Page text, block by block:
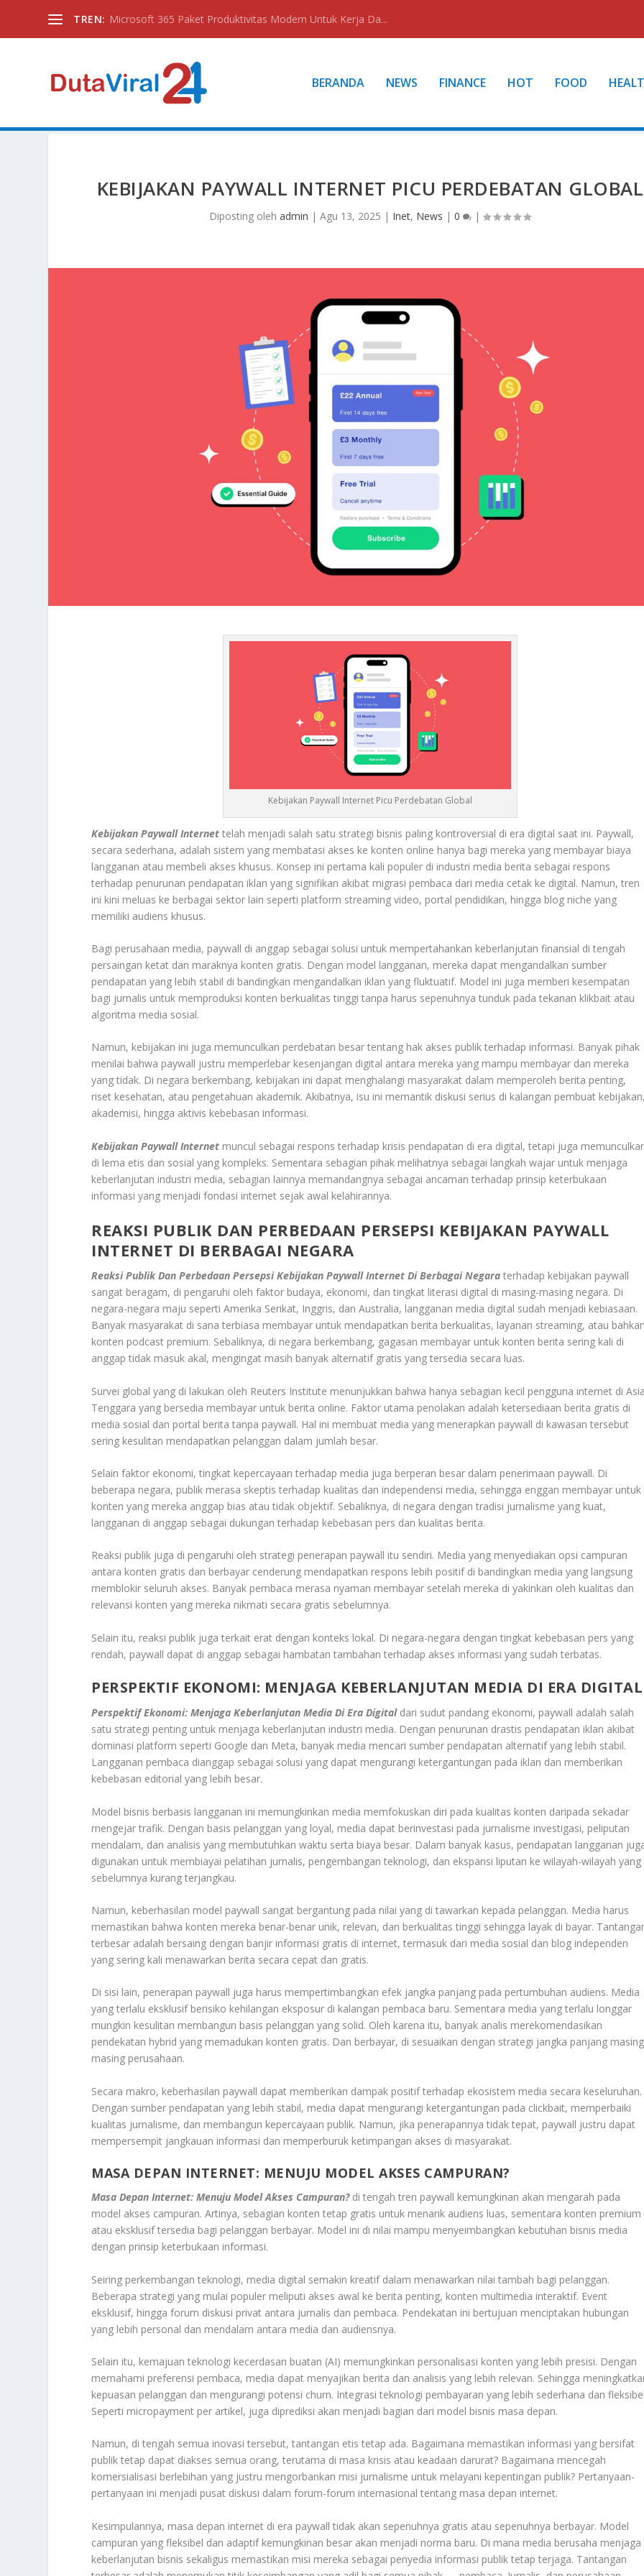
TREN: Microsoft 365 Paket Produktivitas Modern Untuk Kerja Da...
BERANDA NEWS FINANCE HOT FOOD
KEBIJAKAN PAYWALL INTERNET PICU PERDEBATAN GLOBAL
Diposting olehadmin |Agu 13, 2025 | Inet, News |0 |
Kebijakan Paywall Internet Picu Perdebatan Global
Kebijakan Paywall Internet telah menjadi salah satu strategi bisnis paling kontroversial di era digital saat ini. Paywall,
secara sederhana, adalah sistem yang membatasi akses ke konten online hanya bagi mereka yang membayar biaya
langganan atau membeli akses khusus. Konsep ini pertama kali populer di industri media berita sebagai respons
terhadap penurunan pendapatan iklan yang signifikan akibat migrasi pembaca dari media cetak ke digital. Namun, tren
ini kini meluas ke berbagai sektor lain seperti platform streaming video, portal pendidikan, hingga blog niche yang
memiliki audiens khusus.
Bagi perusahaan media, paywall di anggap sebagai solusi untuk mempertahankan keberlanjutan finansial di tengah
persaingan ketat dan maraknya konten gratis. Dengan model langganan, mereka dapat mengandalkan sumber
pendapatan yang lebih stabil di bandingkan mengandalkan iklan yang fluktuatif. Model ini juga memberi kesempatan
bagi jurnalis untuk memproduksi konten berkualitas tinggi tanpa harus sepenuhnya tunduk pada tekanan klikbait atau
algoritma media sosial.
Namun, kebijakan ini juga memunculkan perdebatan besar tentang hak akses publik terhadap informasi. Banyak pihak
menilai bahwa paywall justru memperlebar kesenjangan digital antara mereka yang mampu membayar dan mereka
yang tidak. Di negara berkembang, kebijakan ini dapat menghalangi masyarakat dalam memperoleh berita penting,
riset kesehatan, atau pengetahuan akademik. Akibatnya, isu ini memantik diskusi serius di kalangan pembuat
akademisi, hingga aktivis kebebasan informasi.
Kebijakan Paywall Internet muncul sebagai respons terhadap krisis pendapatan di era digital, tetapi juga
di lema etis dan sosial yang kompleks. Sementara sebagian pihak melihatnya sebagai langkah wajar untuk menjaga
keberlanjutan industri media, sebagian lainnya memandangnya sebagai ancaman terhadap prinsip keterbukaan
informasi yang menjadi fondasi internet sejak awal kelahirannya.
REAKSI PUBLIK DAN PERBEDAAN PERSEPSI KEBIJAKAN PAYWALL
INTERNET DI BERBAGAI NEGARA
Reaksi Publik Dan Perbedaan Persepsi Kebijakan Paywall Internet Di Berbagai Negara terhadap kebijakan paywall
sangat beragam, di pengaruhi oleh faktor budaya, ekonomi, dan tingkat literasi digital di masing-masing negara. Di
negara-negara maju seperti Amerika Serikat, Inggris, dan Australia, langganan media digital sudah menjadi kebiasaan.
Banyak masyarakat di sana terbiasa membayar untuk mendapatkan berita berkualitas, layanan streaming, atau
konten podcast premium. Sebaliknya, di negara berkembang, gagasan membayar untuk konten berita sering kali di
anggap tidak masuk akal, mengingat masih banyak alternatif gratis yang tersedia secara luas.
Survei global yang di lakukan oleh Reuters Institute menunjukkan bahwa hanya sebagian kecil pengguna internet di
Tenggara yang bersedia membayar untuk berita online. Faktor utama penolakan adalah ketersediaan berita gratis di
media sosial dan portal berita tanpa paywall. Hal ini membuat media yang menerapkan paywall di kawasan tersebut
sering kesulitan mendapatkan pelanggan dalam jumlah besar.
Selain faktor ekonomi, tingkat kepercayaan terhadap media juga berperan besar dalam penerimaan paywall. Di
beberapa negara, publik merasa skeptis terhadap kualitas dan independensi media, sehingga enggan membayar untuk
konten yang mereka anggap bias atau tidak objektif. Sebaliknya, di negara dengan tradisi jurnalisme yang kuat,
langganan di anggap sebagai dukungan terhadap kebebasan pers dan kualitas berita.
Reaksi publik juga di pengaruhi oleh strategi penerapan paywall itu sendiri. Media yang menyediakan opsi campuran
antara konten gratis dan berbayar cenderung mendapatkan respons lebih positif di bandingkan media yang langsung
memblokir seluruh akses. Banyak pembaca merasa nyaman membayar setelah mereka di yakinkan oleh kualitas dan
relevansi konten yang mereka nikmati secara gratis sebelumnya.
Selain itu, reaksi publik juga terkait erat dengan konteks lokal. Di negara-negara dengan tingkat kebebasan pers yang
rendah, paywall dapat di anggap sebagai hambatan tambahan terhadap akses informasi yang sudah terbatas.
PERSPEKTIF EKONOMI: MENJAGA KEBERLANJUTAN MEDIA DI ERA DIGITAL
Perspektif Ekonomi: Menjaga Keberlanjutan Media Di Era Digital dari sudut pandang ekonomi, paywall adalah salah
satu strategi penting untuk menjaga keberlanjutan industri media. Dengan penurunan drastis pendapatan iklan akibat
dominasi platform seperti Google dan Meta, banyak media mencari sumber pendapatan alternatif yang lebih stabil.
Langganan pembaca dianggap sebagai solusi yang dapat mengurangi ketergantungan pada iklan dan memberikan
kebebasan editorial yang lebih besar.
Model bisnis berbasis langganan ini memungkinkan media memfokuskan diri pada kualitas konten daripada sekadar
mengejar trafik. Dengan basis pelanggan yang loyal, media dapat berinvestasi pada jurnalisme investigasi, peliputan
mendalam, dan analisis yang membutuhkan waktu serta biaya besar. Dalam banyak kasus, pendapatan langganan
digunakan untuk membiayai pelatihan jurnalis, pengembangan teknologi, dan ekspansi liputan ke wilayah-wilayah yang
sebelumnya kurang terjangkau.
Namun, keberhasilan model paywall sangat bergantung pada nilai yang di tawarkan kepada pelanggan. Media harus
memastikan bahwa konten mereka benar-benar unik, relevan, dan berkualitas tinggi sehingga layak di bayar.
terbesar adalah bersaing dengan banjir informasi gratis di internet, termasuk dari media sosial dan blog independen
yang sering kali menawarkan berita secara cepat dan gratis.
Di sisi lain, penerapan paywall juga harus mempertimbangkan efek jangka panjang pada pertumbuhan audiens. Media
yang terlalu eksklusif berisiko kehilangan eksposur di kalangan pembaca baru. Sementara media yang terlalu longgar
mungkin kesulitan membangun basis pelanggan yang solid. Oleh karena itu, banyak analis merekomendasikan
pendekatan hybrid yang memadukan konten gratis. Dan berbayar, di sesuaikan dengan strategi jangka panjang
masing perusahaan.
Secara makro, keberhasilan paywall dapat memberikan dampak positif terhadap ekosistem media secara keseluruhan.
Dengan sumber pendapatan yang lebih stabil, media dapat mengurangi ketergantungan pada clickbait, memperbaiki
kualitas jurnalisme, dan membangun kepercayaan publik. Namun, jika penerapannya tidak tepat, paywall justru dapat
mempersempit jangkauan informasi dan memperburuk ketimpangan akses di masyarakat.
MASA DEPAN INTERNET: MENUJU MODEL AKSES CAMPURAN?
Masa Depan Internet: Menuju Model Akses Campuran? di tengah tren paywall kemungkinan akan mengarah pada
model akses campuran. Artinya, sebagian konten tetap gratis untuk menarik audiens luas, sementara konten premium
atau eksklusif tersedia bagi pelanggan berbayar. Model ini di nilai mampu menyeimbangkan kebutuhan bisnis media
dengan prinsip keterbukaan informasi.
Seiring perkembangan teknologi, media digital semakin kreatif dalam menawarkan nilai tambah bagi pelanggan.
Beberapa strategi yang mulai populer meliputi akses awal ke berita penting, konten multimedia interaktif. Event
eksklusif, hingga forum diskusi privat antara jurnalis dan pembaca. Pendekatan ini bertujuan menciptakan hubungan
yang lebih personal dan mendalam antara media dan audiensnya.
Selain itu, kemajuan teknologi kecerdasan buatan (AI) memungkinkan personalisasi konten yang lebih presisi. Dengan
memahami preferensi pembaca, media dapat menyajikan berita dan analisis yang lebih relevan. Sehingga
kepuasan pelanggan dan mengurangi potensi churn. Integrasi teknologi pembayaran yang lebih sederhana dan
Seperti micropayment per artikel, juga diprediksi akan menjadi bagian dari model bisnis masa depan.
Namun, di tengah semua inovasi tersebut, tantangan etis tetap ada. Bagaimana memastikan informasi yang bersifat
publik tetap dapat diakses semua orang, terutama di masa krisis atau keadaan darurat? Bagaimana mencegah
komersialisasi berlebihan yang justru mengorbankan misi jurnalisme untuk melayani kepentingan publik? Pertanyaan-
pertanyaan ini menjadi pusat diskusi dalam forum-forum internasional tentang masa depan internet.
Kesimpulannya, masa depan internet di era paywall tidak akan sepenuhnya gratis atau sepenuhnya berbayar. Model
campuran yang fleksibel dan adaptif kemungkinan besar akan menjadi norma baru. Di mana media berusaha menjaga
keberlanjutan bisnis sekaligus memastikan misi mereka sebagai penyedia informasi publik tetap terjaga. Tantangan